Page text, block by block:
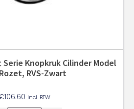
Knopkruk Cilinder Model
RVS-Zwart
106.60 Incl. BTW